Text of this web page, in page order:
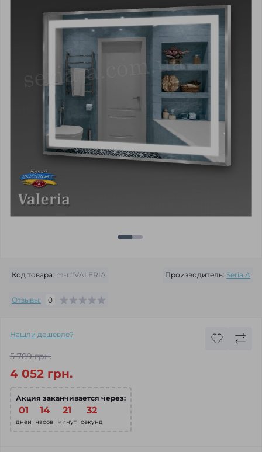
Код товара: m-r#VALERIA Производитель: Seria A
Отзывы: 0
Нашли дешевле?
5 789 грн.
4 052 грн.
Акция заканчивается через:
01
дней
14
часов
21
минут
30
секунд